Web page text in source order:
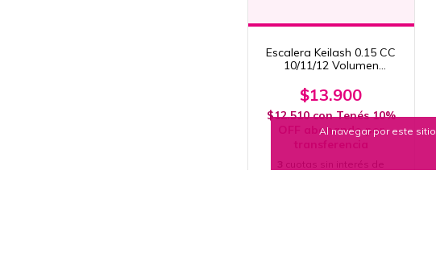
Al navegar por este sitio
Escalera Keilash 0.15 CC
10/11/12 Volumen
$13.900
$12.510con Tenés 10%
OFF abonando por
transferencia
3 cuotas sin interés de